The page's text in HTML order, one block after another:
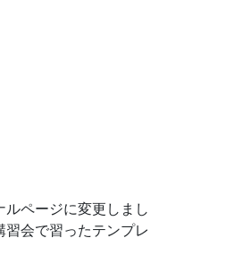
ページに変更しまし
会で習ったテンプレ